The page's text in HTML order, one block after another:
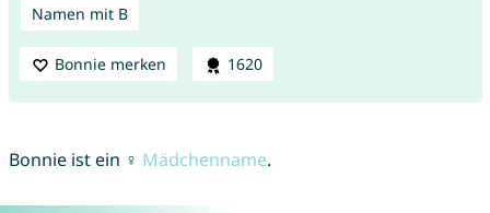
Namen mit B
Bonnie merken 1620
Bonnie ist ein ♀ Mädchenname.